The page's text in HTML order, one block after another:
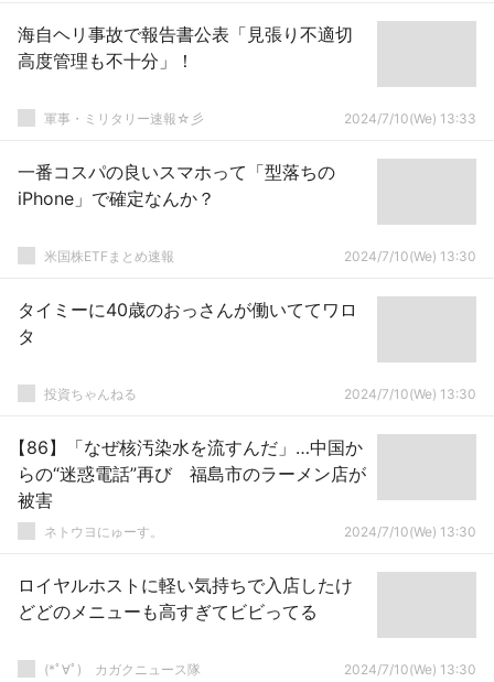
海自ヘリ事故で報告書公表「見張り不適切
高度管理も不十分」！
軍事・ミリタリー速報☆彡 2024/7/10(We) 13:33
一番コスパの良いスマホって「型落ちの
iPhone」で確定なんか？
米国株ETFまとめ速報 2024/7/10(We) 13:30
タイミーに40歳のおっさんが働いててワロ
タ
投資ちゃんねる 2024/7/10(We) 13:30
【86】「なぜ核汚染水を流すんだ」…中国か
らの“迷惑電話”再び 福島市のラーメン店が
被害
ネトウヨにゅーす。 2024/7/10(We) 13:30
ロイヤルホストに軽い気持ちで入店したけ
どどのメニューも高すぎてビビってる
(*ﾟ∀ﾟ)ゞカガクニュース隊 2024/7/10(We) 13:30